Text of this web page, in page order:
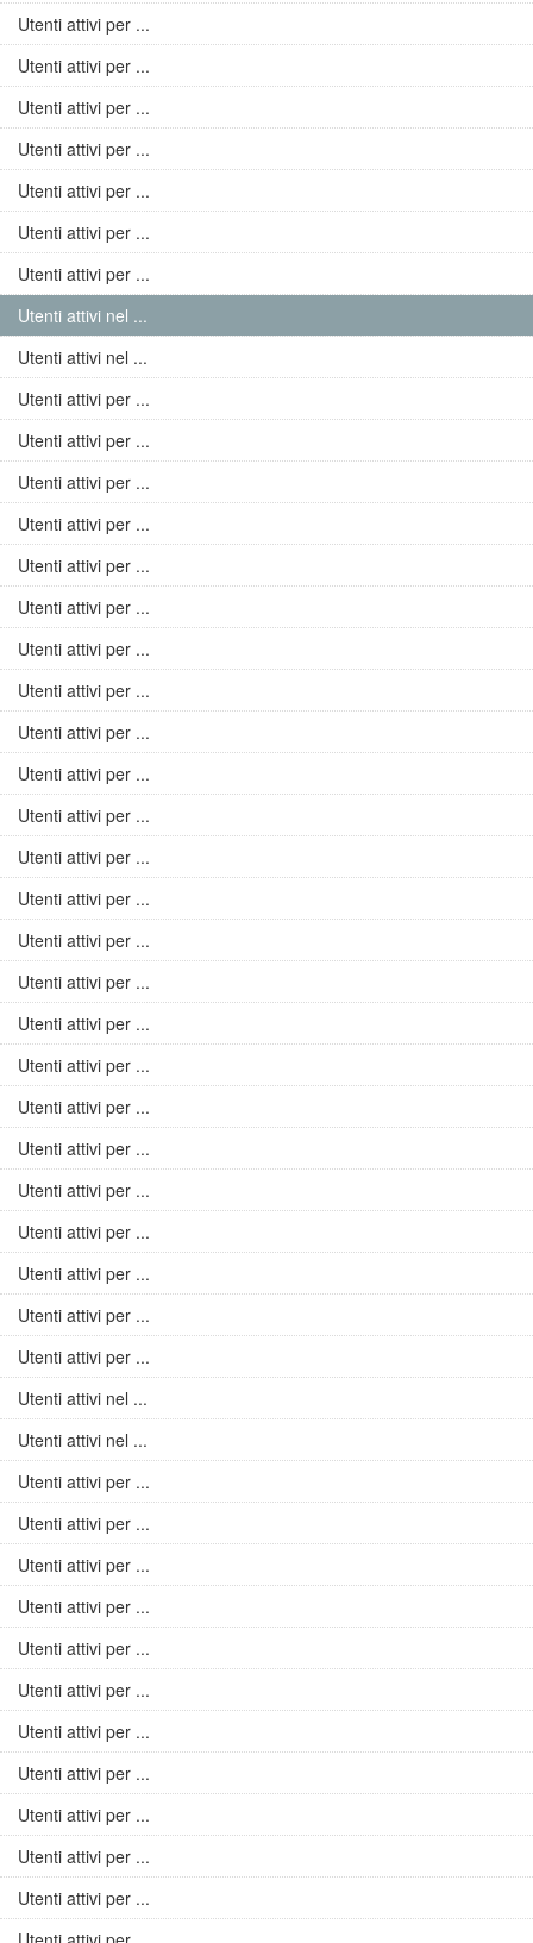
Utenti attivi per ...
Utenti attivi per ...
Utenti attivi per ...
Utenti attivi per ...
Utenti attivi per ...
Utenti attivi per ...
Utenti attivi per ...
Utenti attivi nel ...
Utenti attivi nel ...
Utenti attivi per ...
Utenti attivi per ...
Utenti attivi per ...
Utenti attivi per ...
Utenti attivi per ...
Utenti attivi per ...
Utenti attivi per ...
Utenti attivi per ...
Utenti attivi per ...
Utenti attivi per ...
Utenti attivi per ...
Utenti attivi per ...
Utenti attivi per ...
Utenti attivi per ...
Utenti attivi per ...
Utenti attivi per ...
Utenti attivi per ...
Utenti attivi per ...
Utenti attivi per ...
Utenti attivi per ...
Utenti attivi per ...
Utenti attivi per ...
Utenti attivi per ...
Utenti attivi per ...
Utenti attivi nel ...
Utenti attivi nel ...
Utenti attivi per ...
Utenti attivi per ...
Utenti attivi per ...
Utenti attivi per ...
Utenti attivi per ...
Utenti attivi per ...
Utenti attivi per ...
Utenti attivi per ...
Utenti attivi per ...
Utenti attivi per ...
Utenti attivi per ...